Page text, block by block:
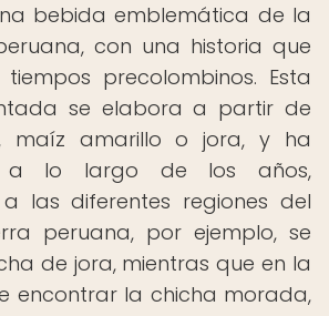
bebida emblemática de la
con una historia que
precolombinos. Esta
se elabora a partir de
maíz amarillo o jora, y ha
a lo largo de los años,
las diferentes regiones del
peruana, por ejemplo, se
de jora, mientras que en la
encontrar la chicha morada,